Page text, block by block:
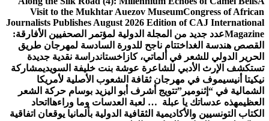
Visit to the Mukhtar Auezov MuseumCongress of African
Journalists Publishes August 2026 Edition of CAJ International
Magazineعدد جديد من المجلة الدولية لمؤتمر الصحفيين الأفارقة:
القصص هندسة الغد اختتام ناجح للدورة السادسة لمهرجان طريق
الحرير الدولي للشعر في ألماتي، كازاخستاندراسة نقدية جديدة
تستكشف الإرث الأدبي للشاعرة عوشة بنت خليفة السويديمشاركة
نيكيتا أنيسيموف في مهرجان ثقافة الشعوب الأصلية لأمريكا
الشمالية في “إثنومير”تتويج أشرف أبو اليزيد بوسام حركة الشعر
العظيمهذه عدساتك يا عبلة … لعبة العدسات وما وراءها اتحاد
الكتاب التونسيين والأكاديمية الثقافية الدولية بألمانيا يوقعان اتفاقية